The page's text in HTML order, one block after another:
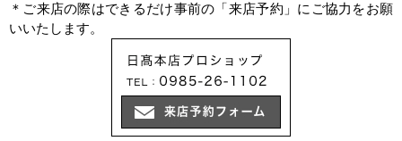
＊ご来店の際はできるだけ事前の「来店予約」にご協力をお願
いいたします。